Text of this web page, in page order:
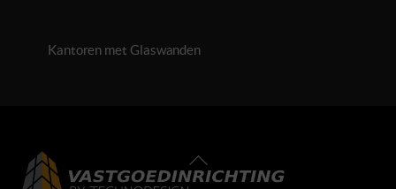
Kantoren met Glaswanden
Back
To